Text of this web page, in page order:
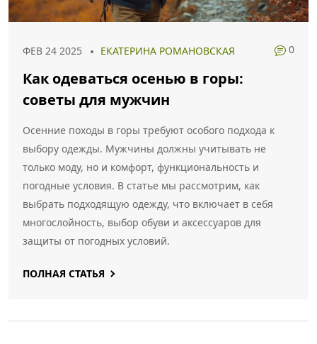
ФЕВ 24 2025 ЕКАТЕРИНА РОМАНОВСКАЯ 0
Как одеваться осенью в горы:
советы для мужчин
Осенние походы в горы требуют особого подхода к
выбору одежды. Мужчины должны учитывать не
только моду, но и комфорт, функциональность и
погодные условия. В статье мы рассмотрим, как
выбрать подходящую одежду, что включает в себя
многослойность, выбор обуви и аксессуаров для
защиты от погодных условий.
ПОЛНАЯ СТАТЬЯ